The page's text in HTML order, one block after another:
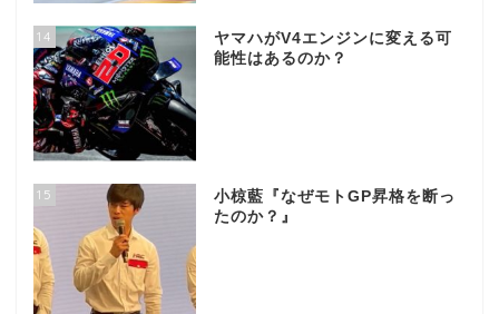
14
ヤマハがV4エンジンに変える可
能性はあるのか？
15
小椋藍『なぜモトGP昇格を断っ
たのか？』